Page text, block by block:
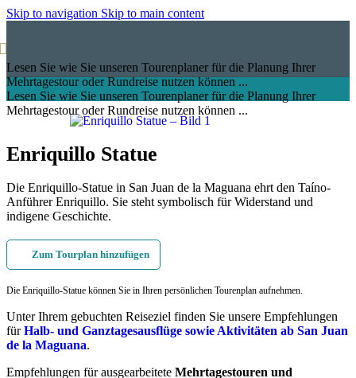
Skip to navigation Skip to main content
Lesen Sie wie Sie unseren Tourenplaner für die Planung Ihrer
Mehrtagestour oder Rundreise nutzen können ...
Lesen Sie wie Sie unseren Tourenplaner für die Planung Ihrer
Mehrtagestour oder Rundreise nutzen können ...
Enriquillo Statue
Die Enriquillo-Statue in San Juan de la Maguana ehrt den Taíno-
Anführer Enriquillo. Sie steht symbolisch für Widerstand und
indigene Geschichte.
Zum Tourplan hinzufügen
Die Enriquillo-Statue können Sie in Ihren persönlichen Tourenplan aufnehmen.
Unter Ihrem gebuchten Reiseziel finden Sie unsere Empfehlungen
fürHalb- und Ganztagesausflüge sowie Aktivitäten ab San Juan
de la Maguana.
Empfehlungen für ausgearbeitete Mehrtagestouren und